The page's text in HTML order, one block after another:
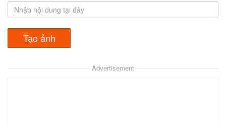
Advertisement